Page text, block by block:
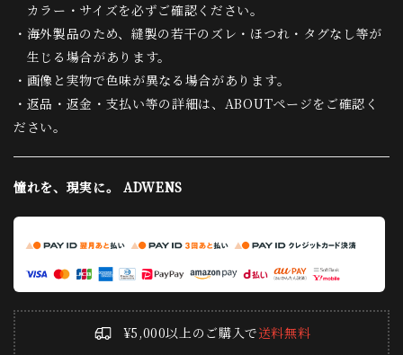
カラー・サイズを必ずご確認ください。
・海外製品のため、縫製の若干のズレ・ほつれ・タグなし等が
生じる場合があります。
・画像と実物で色味が異なる場合があります。
・返品・返金・支払い等の詳細は、ABOUTページをご確認く
ださい。
憧れを、現実に。 ADWENS
¥5,000以上のご購入で送料無料